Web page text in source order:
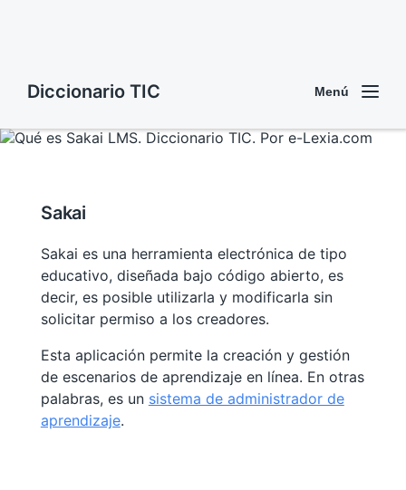
Diccionario TIC Menú
Sakai
Sakai es una herramienta electrónica de tipo
educativo, diseñada bajo código abierto, es
decir, es posible utilizarla y modificarla sin
solicitar permiso a los creadores.
Esta aplicación permite la creación y gestión
de escenarios de aprendizaje en línea. En otras
palabras, es un sistema de administrador de
aprendizaje.